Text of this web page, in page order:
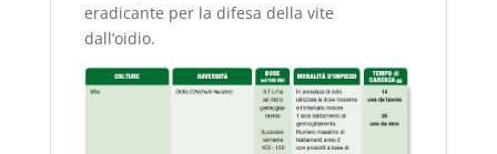
eradicante per la difesa della vite
dall’oidio.